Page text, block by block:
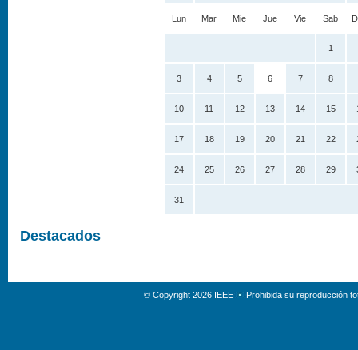
Lun Mar Mie Jue Vie Sab
1
3 4 5 6 7 8
10 11 12 13 14 15
17 18 19 20 21 22
24 25 26 27 28 29
31
Destacados
© Copyright 2026 IEEE Prohibida su reproducción